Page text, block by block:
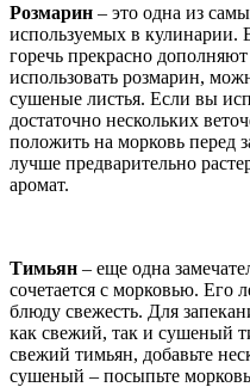
Розмарин – это одна из
используемых в кулинарии.
горечь прекрасно
использовать розмарин,
сушеные листья. Если вы
достаточно нескольких
положить на морковь перед
лучше предварительно
аромат.
Тимьян – еще одна
сочетается с морковью. Его
блюду свежесть. Для
как свежий, так и сушеный
свежий тимьян, добавьте
сушеный – посыпьте